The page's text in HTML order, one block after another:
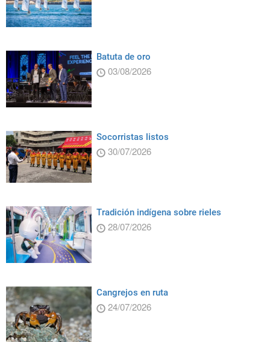
Batuta de oro
03/08/2026
Socorristas listos
30/07/2026
Tradición indígena sobre rieles
28/07/2026
Cangrejos en ruta
24/07/2026